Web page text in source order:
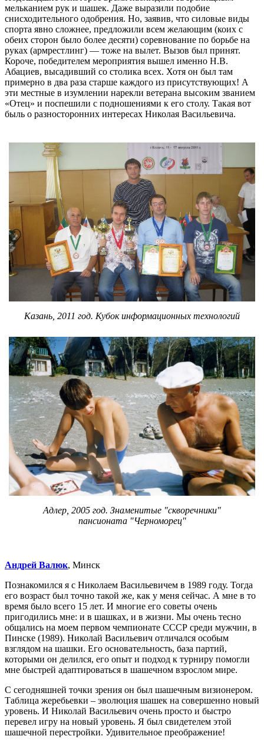
мельканием рук и шашек. Даже выразили подобие
снисходительного одобрения. Но, заявив, что силовые виды
спорта явно сложнее, предложили всем желающим (коих с
обеих сторон было более десяти) соревнование по борьбе на
руках (армрестлинг) — тоже на вылет. Вызов был принят.
Короче, победителем мероприятия вышел именно Н.В.
Абациев, высадивший со столика всех. Хотя он был там
примерно в два раза старше каждого из присутствующих! А
эти местные в изумлении нарекли ветерана высоким званием
«Отец» и поспешили с подношениями к его столу. Такая вот
быль о разносторонних интересах Николая Васильевича.
Казань, 2011 год. Кубок информационных технологий
Адлер, 2005 год. Знаменитые "скворечники"
пансионата "Черноморец"
Андрей Валюк, Минск
Познакомился я с Николаем Васильевичем в 1989 году. Тогда
его возраст был точно такой же, как у меня сейчас. А мне в то
время было всего 15 лет. И многие его советы очень
пригодились мне: и в шашках, и в жизни. Мы очень тесно
общались на моем первом чемпионате СССР среди мужчин, в
Пинске (1989). Николай Васильевич отличался особым
взглядом на шашки. Его основательность, база партий,
которыми он делился, его опыт и подход к турниру помогли
мне быстрей адаптироваться в шашечном взрослом мире.
С сегодняшней точки зрения он был шашечным визионером.
Таблица жеребьевки – эволюция шашек на совершенно новый
уровень. И Николай Васильевич очень просто и быстро
перевел игру на новый уровень. Я был свидетелем этой
шашечной перестройки. Удивительное преображение!